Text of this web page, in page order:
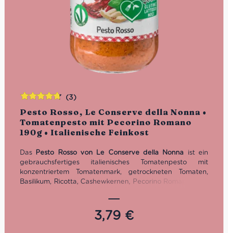
Pesto Rosso, Le Conserve della Nonna •
Tomatenpesto mit Pecorino Romano
190g • Italienische Feinkost
(3)
Das Pesto Rosso von Le Conserve della Nonna ist ein
gebrauchsfertiges italienisches Tomatenpesto mit
konzentriertem Tomatenmark, getrockneten Tomaten,
Basilikum, Ricotta, Cashewkernen, Pecorino Romano DOP
Pasta, Crostini, Focaccia und Panini. Glutenfrei. Inhalt: 190
3,79 €
mit4.67
von 5